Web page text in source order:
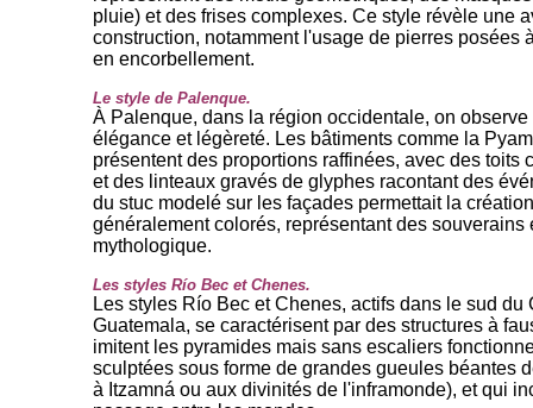
pluie) et des frises complexes. Ce style révèle une
construction, notamment l'usage de pierres posées
en encorbellement.
Le style de Palenque.
À Palenque, dans la région occidentale, on
élégance et légèreté. Les bâtiments comme la
présentent des proportions raffinées, avec des toits
et des linteaux gravés de glyphes racontant des
du stuc modelé sur les façades permettait la
généralement colorés, représentant des
mythologique.
Les styles Río Bec et Chenes.
Les styles Río Bec et Chenes, actifs dans le sud du
Guatemala, se caractérisent par des structures à
imitent les pyramides mais sans escaliers
sculptées sous forme de grandes gueules béantes
à Itzamná ou aux divinités de l'inframonde), et qui